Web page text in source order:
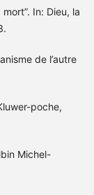
In: Dieu, la
de l’autre
poche,
Michel-